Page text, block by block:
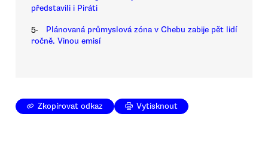
představili i Piráti
5.
Plánovaná průmyslová zóna v Chebu zabije pět lidí
ročně. Vinou emisí
Zkopírovat odkaz Vytisknout